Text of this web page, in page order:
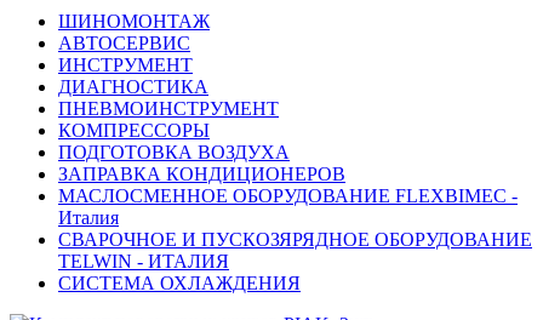
ШИНОМОНТАЖ
АВТОСЕРВИС
ИНСТРУМЕНТ
ДИАГНОСТИКА
ПНЕВМОИНСТРУМЕНТ
КОМПРЕССОРЫ
ПОДГОТОВКА ВОЗДУХА
ЗАПРАВКА КОНДИЦИОНЕРОВ
МАСЛОСМЕННОЕ ОБОРУДОВАНИЕ FLEXBIMEC -
Италия
СВАРОЧНОЕ И ПУСКОЗЯРЯДНОЕ ОБОРУДОВАНИЕ
TELWIN - ИТАЛИЯ
СИСТЕМА ОХЛАЖДЕНИЯ